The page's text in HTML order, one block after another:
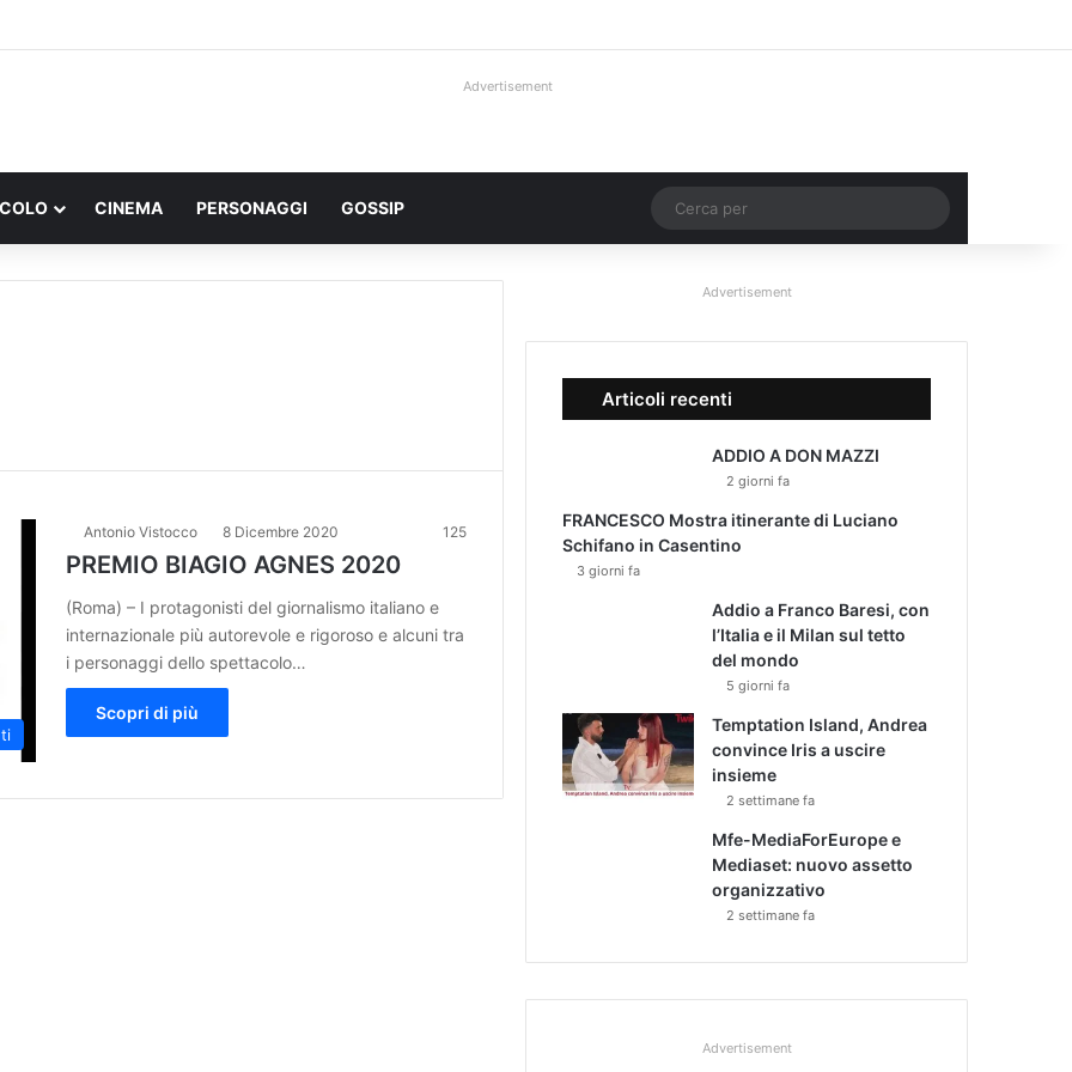
Advertisement
CINEMA PERSONAGGI GOSSIP Un articolo a caso
per
Antonio Vistocco 8 Dicembre 2020 125
PREMIO BIAGIO AGNES 2020
(Roma) – I protagonisti del giornalismo italiano e
internazionale più autorevole e rigoroso e alcuni tra
i personaggi dello spettacolo…
Scopri di più
Advertisement
Articoli recenti
ADDIO A DON MAZZI
2 giorni fa
FRANCESCO Mostra itinerante di Luciano
Schifano in Casentino
3 giorni fa
Addio a Franco Baresi, con
l’Italia e il Milan sul tetto
del mondo
5 giorni fa
Temptation Island, Andrea
convince Iris a uscire
insieme
2 settimane fa
Mfe-MediaForEurope e
Mediaset: nuovo assetto
organizzativo
2 settimane fa
Advertisement